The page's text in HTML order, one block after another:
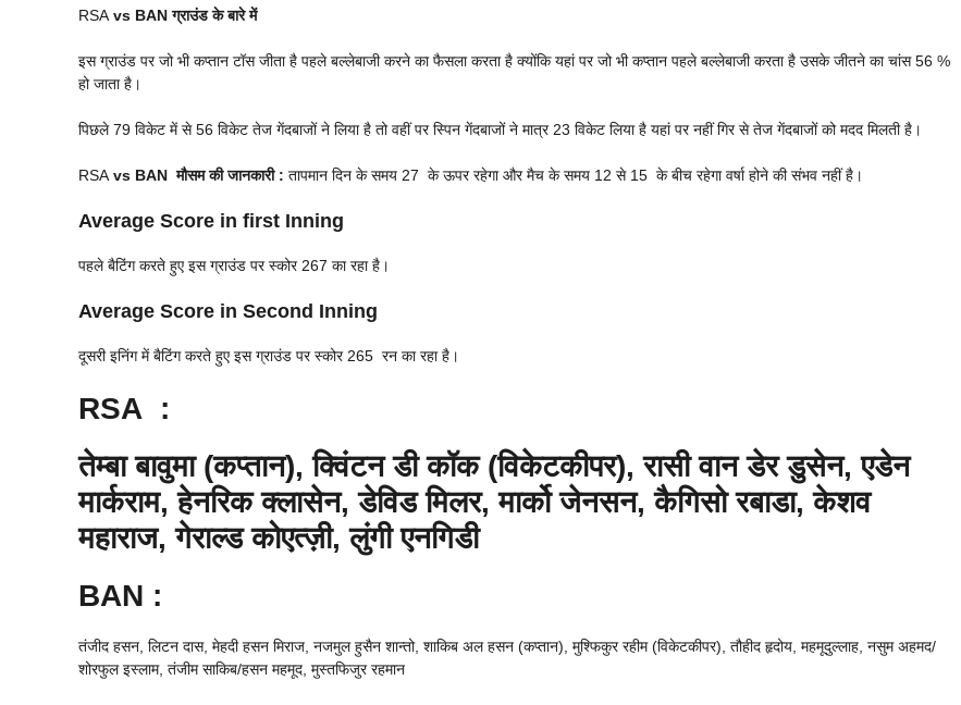
RSAvs BANग्राउंड के बारे में
इस ग्राउंड पर जो भी कप्तान टॉस जीता है पहले बल्लेबाजी करने का फैसला करता है क्योंकि यहां पर जो भी कप्तान पहले बल्लेबाजी करता है उसके जीतने का चांस 56 %
हो जाता है।
पिछले 79 विकेट में से 56 विकेट तेज गेंदबाजों ने लिया है तो वहीं पर स्पिन गेंदबाजों ने मात्र 23 विकेट लिया है यहां पर नहीं गिर से तेज गेंदबाजों को मदद मिलती है।
RSAvs BANमौसम की जानकारी : तापमान दिन के समय 27 के ऊपर रहेगा और मैच के समय 12 से 15 के बीच रहेगा वर्षा होने की संभव नहीं है।
Average Score in first Inning
पहले बैटिंग करते हुए इस ग्राउंड पर स्कोर 267 का रहा है।
Average Score in Second Inning
दूसरी इनिंग में बैटिंग करते हुए इस ग्राउंड पर स्कोर 265 रन का रहा है।
RSA :
तेम्बा बावुमा (कप्तान), क्विंटन डी कॉक (विकेटकीपर), रासी वान डेर डुसेन, एडेन
मार्कराम, हेनरिक क्लासेन, डेविड मिलर, मार्को जेनसन, कैगिसो रबाडा, केशव
महाराज, गेराल्ड कोएत्ज़ी, लुंगी एनगिडी
BAN :
तंजीद हसन, लिटन दास, मेहदी हसन मिराज, नजमुल हुसैन शान्तो, शाकिब अल हसन (कप्तान), मुश्फिकुर रहीम (विकेटकीपर), तौहीद हृदोय, महमूदुल्लाह, नसुम अहमद/
शोरफुल इस्लाम, तंजीम साकिब/हसन महमूद, मुस्तफिजुर रहमान